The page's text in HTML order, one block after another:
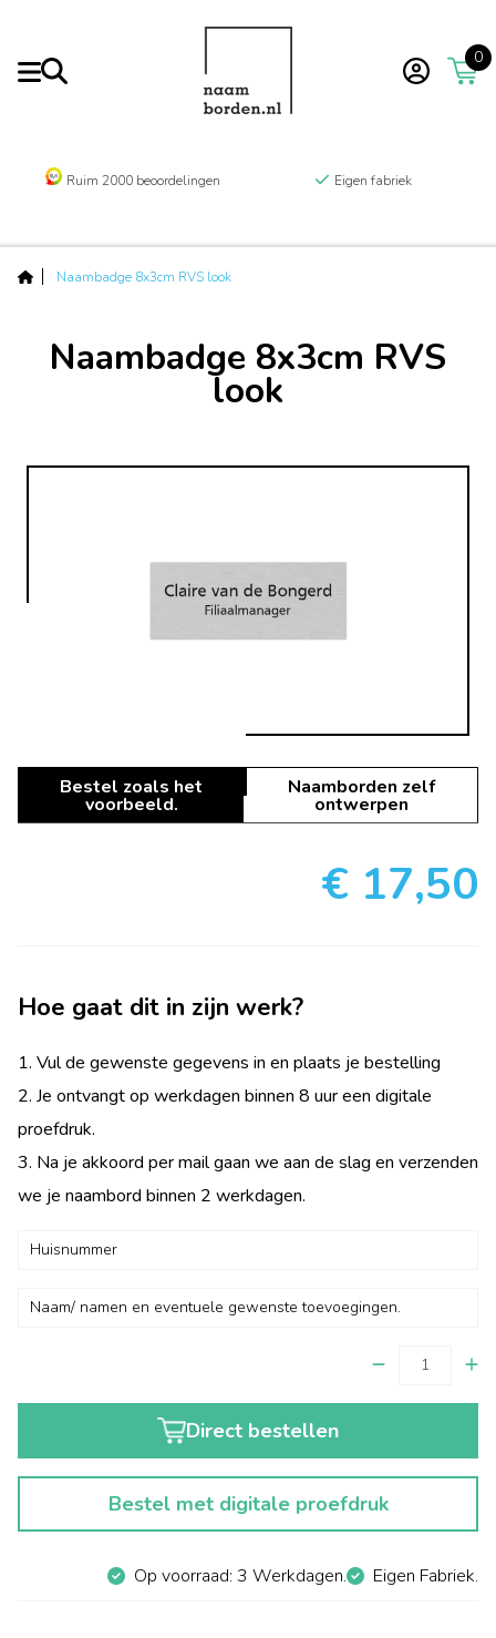
0
Ruim 2000 beoordelingen Eigen fabriek
Naambadge 8x3cm RVS look
Naambadge 8x3cm RVS
look
Bestel zoals het
voorbeeld.
Naamborden zelf
ontwerpen
€ 17,50
Hoe gaat dit in zijn werk?
1. Vul de gewenste gegevens in en plaats je bestelling
2. Je ontvangt op werkdagen binnen 8 uur een digitale
proefdruk.
3. Na je akkoord per mail gaan we aan de slag en verzenden
we je naambord binnen 2 werkdagen.
Direct bestellen
Bestel met digitale proefdruk
Op voorraad: 3 Werkdagen. Eigen Fabriek.